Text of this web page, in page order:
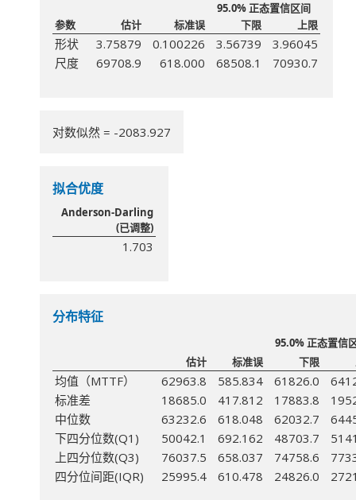
95.0% 正态置信区间
参数
估计 标准误 下限 上限
形状 3.75879 0.100226 3.56739
3.96045
尺度
69708.9 618.000 68508.1 70930.7
对数似然 = -2083.927
拟合优度
Anderson-Darling
(已调整)
1.703
分布特征
95.0% 正态置信
估计
标准误 下限
均值（MTTF） 62963.8 585.834 61826.0
标准差
18685.0 417.812 17883.8
中位数
63232.6 618.048 62032.7
下四分位数(Q1)
50042.1 692.162 48703.7
上四分位数(Q3)
76037.5 658.037 74758.6
四分位间距(IQR)
25995.4 610.478 24826.0